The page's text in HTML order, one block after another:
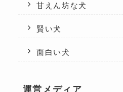
甘えん坊な犬
賢い犬
面白い犬
運営メディア